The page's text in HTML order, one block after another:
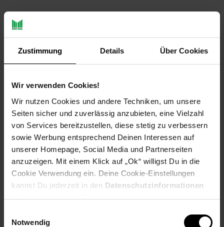
Zustimmung Details Über Cookies
Wir verwenden Cookies!
Wir nutzen Cookies und andere Techniken, um unsere
Seiten sicher und zuverlässig anzubieten, eine Vielzahl
von Services bereitzustellen, diese stetig zu verbessern
sowie Werbung entsprechend Deinen Interessen auf
unserer Homepage, Social Media und Partnerseiten
anzuzeigen. Mit einem Klick auf „Ok“ willigst Du in die
Cookie Verwendung ein. Deine Cookie-Einstellungen
kannst Du jederzeit in den Datenschutzinformationen
ändern bzw. widerrufen.
Notwendig
PAYBACK
Extra°Punkte:
0
Produktbeschreibung
Elegant gerahmte Glas-Diagnosewaage, quadratisches
Schwarz-Display
Zweizeilige Anzeige (Ziffernhöhe 22 mm-für
Gewichtsanzeige)
Sensortasten